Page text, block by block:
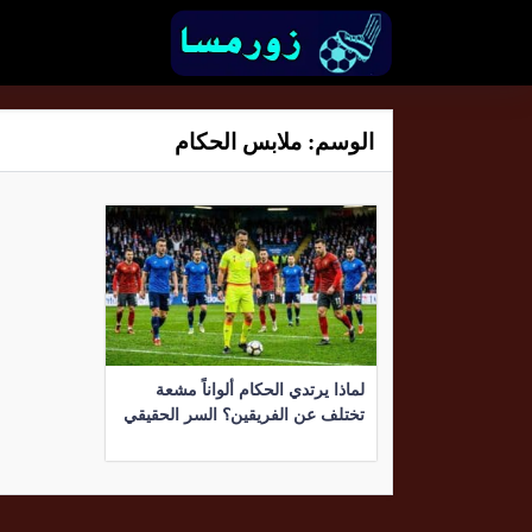
الوسم: ملابس الحكام
لماذا يرتدي الحكام ألواناً مشعة
تختلف عن الفريقين؟ السر الحقيقي